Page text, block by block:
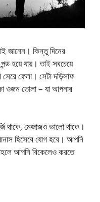
জানেন। কিন্তু দিনের
হয়ে যায়। তাই সবচেয়ে
ফেলা। সেটা দড়িলাফ
ওজন তোলা – যা আপনার
থাকে, মেজাজও ভালো থাকে।
হিসেবে যোগ হবে। আপনি
আপনি বিকেলেও করতে